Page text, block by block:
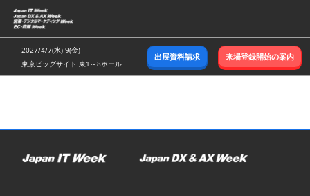
ス
キ
ッ
し
む
2027/4/7(水)-9(金)
東京ビッグサイト 東1～8ホール
出展資料請求 来場登録開始の案内